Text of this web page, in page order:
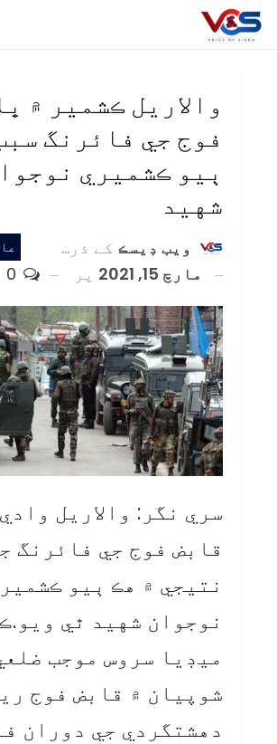
والاريل ڪشمير ۾
فوج جي فائرنگ
ٻيو ڪشميري
شهيد
ويب ڊيسڪ کے ذریعہ
مارچ 15, 2021
پر
سري نگر: والاريل
قابض فوج جي فائرنگ
نتيجي ۾ هڪ ٻيو
نوجوان شهيد ٿي
ميڊيا سروس موجب
شوپيان ۾ قابض فوج
دهشتگردي جي دوران